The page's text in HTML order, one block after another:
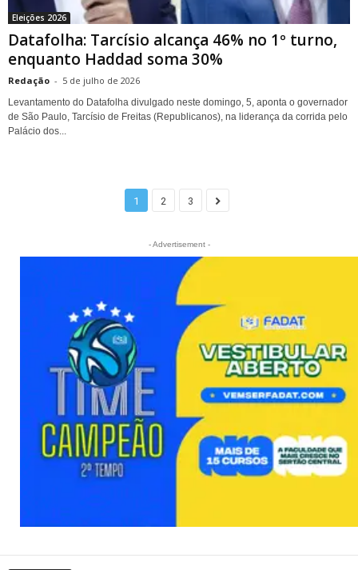
Eleições 2026
Datafolha: Tarcísio alcança 46% no 1º turno,
enquanto Haddad soma 30%
Redação - 5 de julho de 2026
Levantamento do Datafolha divulgado neste domingo, 5, aponta o governador
de São Paulo, Tarcísio de Freitas (Republicanos), na liderança da corrida pelo
Palácio dos...
1 2 3
- Advertisement -